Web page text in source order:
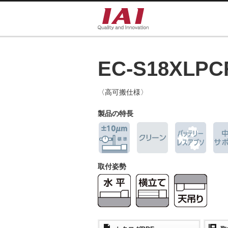
EC-
〈高可搬仕様〉
製品の特長
取付姿勢